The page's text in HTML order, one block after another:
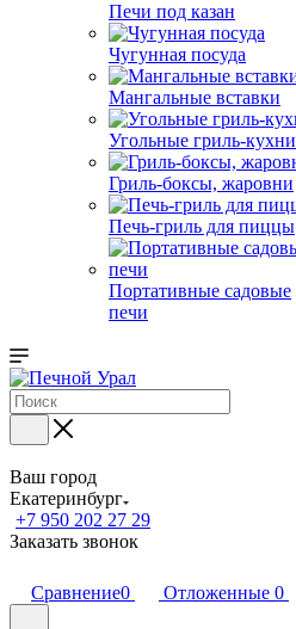
Печи под казан
Чугунная посуда
Мангальные вставки
Угольные гриль-кухни
Гриль-боксы, жаровни
Печь-гриль для пиццы
Портативные садовые
печи
Ваш город
Екатеринбург
+7 950 202 27 29
Заказать звонок
Сравнение0 Отложенные 0